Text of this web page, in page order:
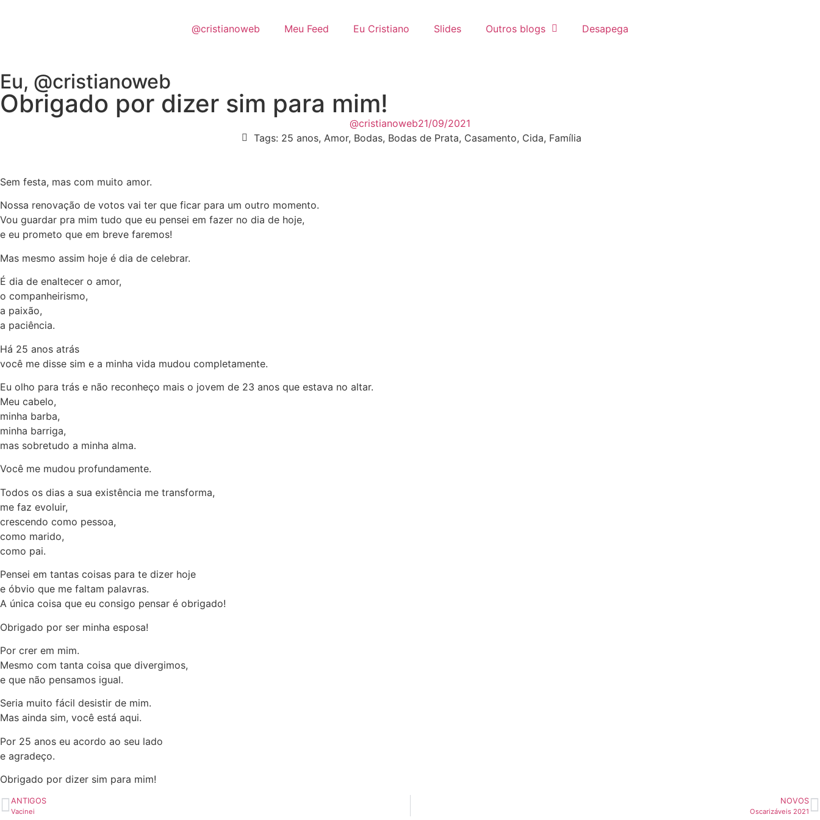
@cristianoweb Meu Feed Eu Cristiano Slides Outros blogs Desapega
Eu, @cristianoweb
Obrigado por dizer sim para mim!
@cristianoweb21/09/2021
Tags: 25 anos, Amor, Bodas, Bodas de Prata, Casamento, Cida, Família
Sem festa, mas com muito amor.
Nossa renovação de votos vai ter que ficar para um outro momento.
Vou guardar pra mim tudo que eu pensei em fazer no dia de hoje,
e eu prometo que em breve faremos!
Mas mesmo assim hoje é dia de celebrar.
É dia de enaltecer o amor,
o companheirismo,
a paixão,
a paciência.
Há 25 anos atrás
você me disse sim e a minha vida mudou completamente.
Eu olho para trás e não reconheço mais o jovem de 23 anos que estava no altar.
Meu cabelo,
minha barba,
minha barriga,
mas sobretudo a minha alma.
Você me mudou profundamente.
Todos os dias a sua existência me transforma,
me faz evoluir,
crescendo como pessoa,
como marido,
como pai.
Pensei em tantas coisas para te dizer hoje
e óbvio que me faltam palavras.
A única coisa que eu consigo pensar é obrigado!
Obrigado por ser minha esposa!
Por crer em mim.
Mesmo com tanta coisa que divergimos,
e que não pensamos igual.
Seria muito fácil desistir de mim.
Mas ainda sim, você está aqui.
Por 25 anos eu acordo ao seu lado
e agradeço.
Obrigado por dizer sim para mim!
ANTIGOS
Vacinei
NOVOS
Oscarizáveis 2021